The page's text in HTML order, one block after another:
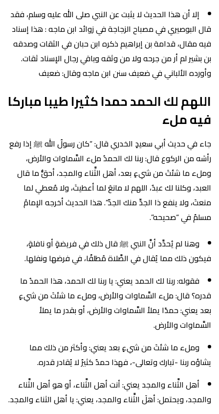
إلا أن هذا الحديث لا يثبت عن النبي صلى الله عليه وسلم، فقد
قال البوصيري في مصباح الزجاجة في زوائد ابن ماجه : هذا إسناد
فيه مقال، قدامة بن إبراهيم ذكره ابن حبان في الثقات وصدقه
بن بشير لم أر من جرحه ولا من وثقه وباقي رجال الإسناد ثقات.
وأورده الألباني في ضعيف سنن ابن ماجه وقال: ضعيف
اللهم لك الحمد حمدا كثيرا طيبا مباركا
فيه ملء
جاء في حديث أبي سعيدٍ الخدري قال: “كان رسولُ الله ﷺ إذا رفع
رأسَه من الركوع قال: ربنا لك الحمدُ ملء السَّماوات والأرض،
وملء ما شئتَ من شيءٍ بعد، أهل الثَّناء والمجد، أحقُّ ما قال
العبد، وكلنا لك عبدٌ، اللهم لا مانعَ لما أعطيتَ، ولا مُعطي لما
منعتَ، ولا ينفع ذا الجدِّ منك الجدّ”. هذا الحديث أخرجه الإمامُ
مسلمٌ في “صحيحه”.
وهنا لم يُحدَّد أنَّ النبي ﷺ قال ذلك في فريضةٍ أو نافلةٍ،
فيكون ذلك مما يُقال في الصَّلاة مُطلقًا، في فرضها ونفلها.
فقوله: ربنا لك الحمد يعني: يا ربنا لك الحمد، هذا الحمدُ ما
قدره؟ قال: ملء السَّماوات والأرض، وملء ما شئتَ من شيءٍ
بعد يعني: حمدًا يملأ السَّماوات والأرض، أو بقدر ما يملأ
السَّماوات والأرض.
وملء ما شئتَ من شيءٍ بعد يعني: وأكثر من ذلك مما
يشاؤه ربنا -تبارك وتعالى-، فهذا حمدٌ كثيرٌ لا يُقادر قدره.
أهل الثَّناء والمجد يعني: أنت أهل الثَّناء، أو هو أهل الثَّناء
والمجد، ويحتمل: أهلَ الثَّناء والمجد، يعني: يا أهل الثناء والمجد.